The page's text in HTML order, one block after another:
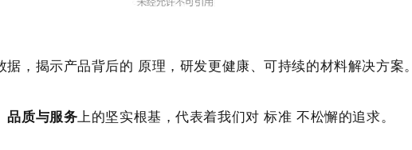
据，揭示产品背后的 原理，研发更健康、可持续的材料解决方案。
品质与服务上的坚实根基，代表着我们对 标准 不松懈的追求。